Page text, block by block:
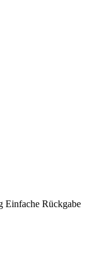
Einfache Rückgabe